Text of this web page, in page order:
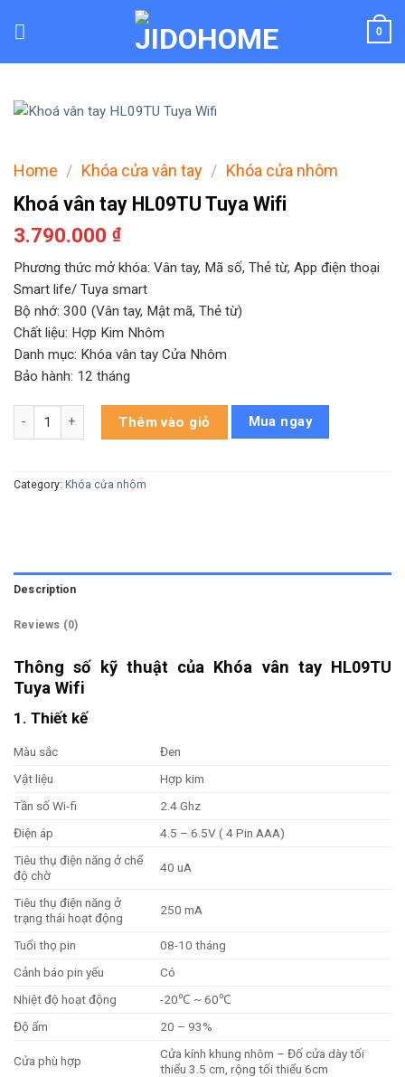
0
Home / Khóa cửa vân tay / Khóa cửa nhôm
Khoá vân tay HL09TU Tuya Wifi
3.790.000 ₫
Phương thức mở khóa: Vân tay, Mã số, Thẻ từ, App điện thoại
Smart life/ Tuya smart
Bộ nhớ: 300 (Vân tay, Mật mã, Thẻ từ)
Chất liệu: Hợp Kim Nhôm
Danh mục: Khóa vân tay Cửa Nhôm
Bảo hành: 12 tháng
Khoá vân tay HL09TU Tuya Wifi quantity
Thêm vào giỏ Mua ngay
Category: Khóa cửa nhôm
Description
Reviews (0)
Thông số kỹ thuật của Khóa vân tay HL09TU
Tuya Wifi
1. Thiết kế
Màu sắc
Đen
Vật liệu
Hợp kim
Tần số Wi-fi
2.4 Ghz
Điện áp
4.5 – 6.5V ( 4 Pin AAA)
Tiêu thụ điện năng ở chế
độ chờ
40 uA
Tiêu thụ điện năng ở
trạng thái hoạt động
250 mA
Tuổi thọ pin
08-10 tháng
Cảnh báo pin yếu
Có
Nhiệt độ hoạt động
-20℃ ~ 60℃
Độ ẩm
20 – 93%
Cửa phù hợp
Cửa kính khung nhôm – Đố cửa dày tối
thiểu 3.5 cm, rộng tối thiểu 6cm